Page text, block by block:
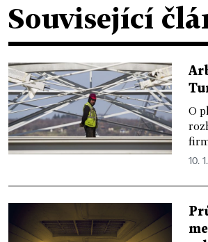
Související
O
10.